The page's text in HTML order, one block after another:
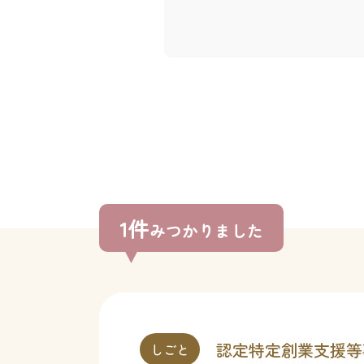
1件みつかりました
しごと 認定特定創業支援